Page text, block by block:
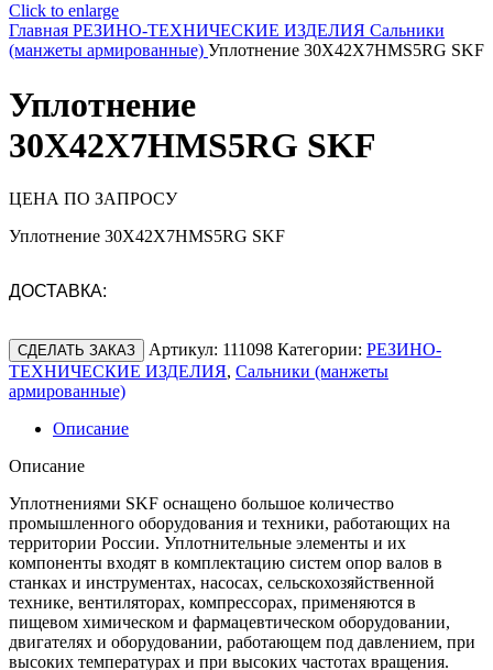
Click to enlarge
Главная РЕЗИНО-ТЕХНИЧЕСКИЕ ИЗДЕЛИЯ Сальники
(манжеты армированные) Уплотнение 30X42X7HMS5RG SKF
Уплотнение
30X42X7HMS5RG SKF
ЦЕНА ПО ЗАПРОСУ
Уплотнение 30X42X7HMS5RG SKF
ДОСТАВКА:
СДЕЛАТЬ ЗАКАЗ Артикул: 111098 Категории: РЕЗИНО-
ТЕХНИЧЕСКИЕ ИЗДЕЛИЯ, Сальники (манжеты
армированные)
Описание
Описание
Уплотнениями SKF оснащено большое количество
промышленного оборудования и техники, работающих на
территории России. Уплотнительные элементы и их
компоненты входят в комплектацию систем опор валов в
станках и инструментах, насосах, сельскохозяйственной
технике, вентиляторах, компрессорах, применяются в
пищевом химическом и фармацевтическом оборудовании,
двигателях и оборудовании, работающем под давлением, при
высоких температурах и при высоких частотах вращения.